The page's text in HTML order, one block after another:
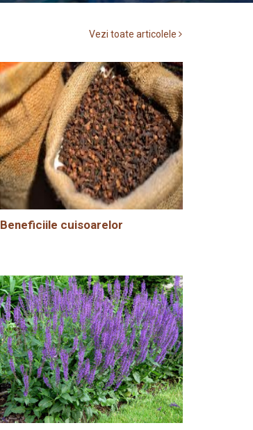
Vezi toate articolele
Beneficiile cuisoarelor